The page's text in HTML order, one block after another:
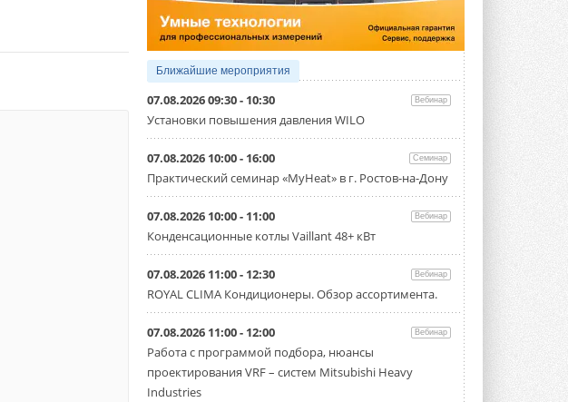
Тепловые насосы в связке с
солнечной генерацией и
накопителем снижают
потребление на 60%
Исследователи из Италии установили ...
4 АВГУСТА 2026
«РУСКЛИМАТ Fest 2026» в Уфе
собрал свыше 700 профи
климатической отрасли
Организатором выступил торгово-
производственный холдинг ...
3 АВГУСТА 2026
«Датарк» испытал модульный
ЦОД с плотностью 54 кВт на
стойку
Испытания прошли на собственной
производственной площадке и были ...
3 АВГУСТА 2026
Samsung выпускает VRF-
систему DVM на R32
Линейка включает семь типоразмеров
производительностью от 22,4 до 56 кВт.
Ближайшие мероприятия
07.08.2026 09:30 - 10:30 Вебинар
Установки повышения давления WILO
07.08.2026 10:00 - 16:00 Семинар
Практический семинар «MyHeat» в г. Ростов-на-Дону
07.08.2026 10:00 - 11:00 Вебинар
Конденсационные котлы Vaillant 48+ кВт
07.08.2026 11:00 - 12:30 Вебинар
ROYAL CLIMA Кондиционеры. Обзор ассортимента.
07.08.2026 11:00 - 12:00 Вебинар
Работа с программой подбора, нюансы
проектирования VRF – систем Mitsubishi Heavy
Industries